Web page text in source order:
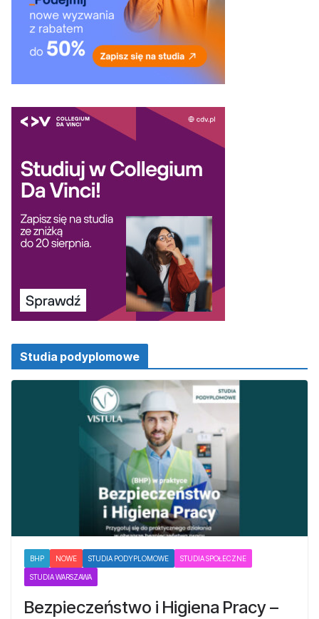
Studia podyplomowe
BHP NOWE STUDIA PODYPLOMOWE STUDIA SPOŁECZNE
STUDIA WARSZAWA
Bezpieczeństwo i Higiena Pracy –